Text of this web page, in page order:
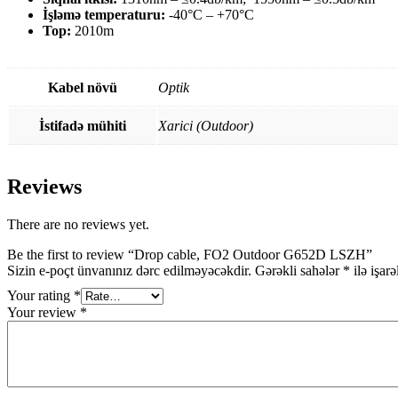
İşləmə temperaturu: -40°C – +70°C
Top: 2010m
Kabel növü Optik
İstifadə mühiti Xarici (Outdoor)
Reviews
There are no reviews yet.
Be the first to review “Drop cable, FO2 Outdoor G652D LSZH”
Sizin e-poçt ünvanınız dərc edilməyəcəkdir. Gərəkli sahələr * ilə
Your rating *
Your review *